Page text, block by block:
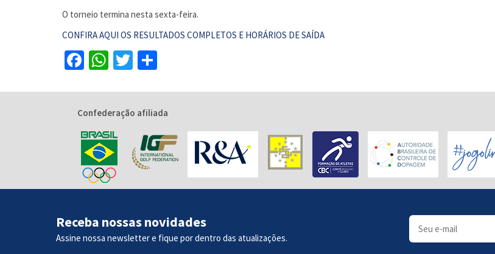
O torneio termina nesta sexta-feira.
CONFIRA AQUI OS RESULTADOS COMPLETOS E HORÁRIOS DE SAÍDA
Facebook
WhatsApp
Twitter
Confederação afiliada
Receba nossas novidades
Assine nossa newsletter e fique por dentro das atualizações.